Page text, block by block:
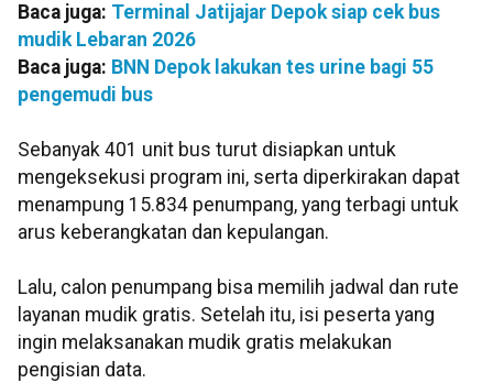
Baca juga: Terminal Jatijajar Depok siap cek bus
mudik Lebaran 2026
Baca juga: BNN Depok lakukan tes urine bagi 55
pengemudi bus
Sebanyak 401 unit bus turut disiapkan untuk
mengeksekusi program ini, serta diperkirakan dapat
menampung 15.834 penumpang, yang terbagi untuk
arus keberangkatan dan kepulangan.
Lalu, calon penumpang bisa memilih jadwal dan rute
layanan mudik gratis. Setelah itu, isi peserta yang
ingin melaksanakan mudik gratis melakukan
pengisian data.